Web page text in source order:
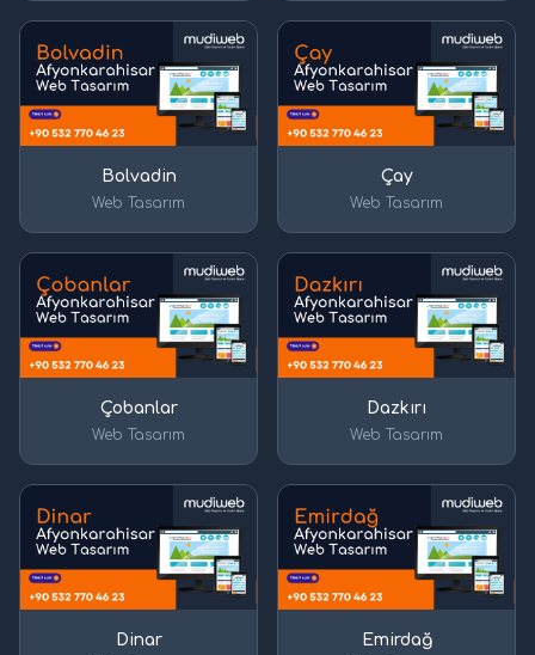
Bolvadin
Web Tasarım
Çay
Web Tasarım
Çobanlar
Web Tasarım
Dazkırı
Web Tasarım
Dinar Emirdağ